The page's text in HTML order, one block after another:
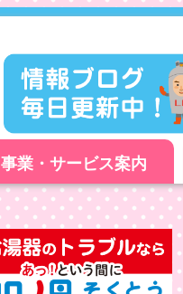
事業・サービス案内